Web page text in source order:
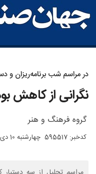
در مراسم شب برنامه‌ریزان و
نگرانی از کاهش
گروه فرهنگ و هنر
کدخبر: 595517 چهارشنبه 10 دی 1404